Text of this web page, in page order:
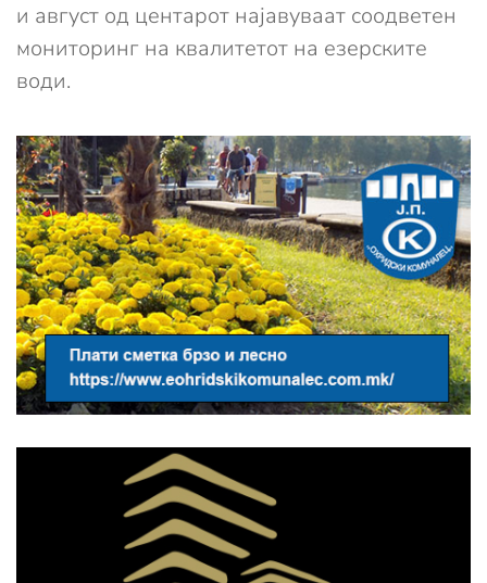
и август од центарот најавуваат соодветен
мониторинг на квалитетот на езерските
води.